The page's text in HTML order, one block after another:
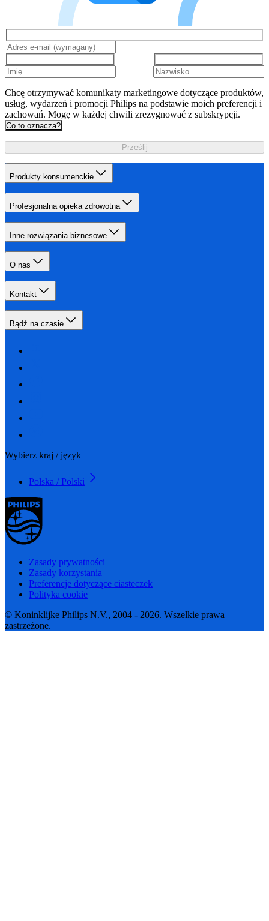
Chcę otrzymywać komunikaty marketingowe dotyczące produktów,
usług, wydarzeń i promocji Philips na podstawie moich preferencji i
zachowań. Mogę w każdej chwili zrezygnować z subskrypcji.
Co to oznacza?
Prześlij
Produkty konsumenckie
Profesjonalna opieka zdrowotna
Inne rozwiązania biznesowe
O nas
Kontakt
Bądź na czasie
Wybierz kraj / język
Polska / Polski
Zasady prywatności
Zasady korzystania
Preferencje dotyczące ciasteczek
Polityka cookie
© Koninklijke Philips N.V., 2004 - 2026. Wszelkie prawa
zastrzeżone.